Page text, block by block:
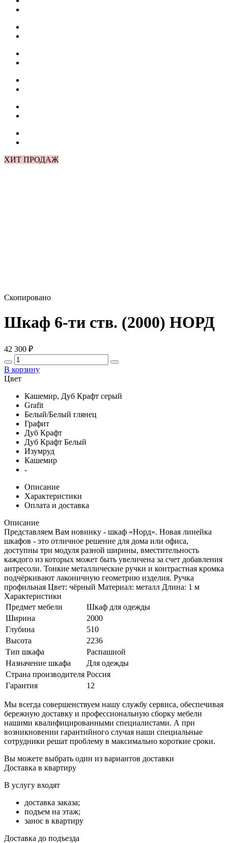
ХИТ ПРОДАЖ
Скопировано
Шкаф 6-ти ств. (2000) НОРД
42 300 ₽
В корзину
Цвет
Кашемир, Дуб Крафт серый
Grafit
Белый/Белый глянец
Графит
Дуб Крафт
Дуб Крафт Белый
Изумруд
Кашемир
-
Описание
Характеристики
Оплата и доставка
Описание
Представляем Вам новинку - шкаф «Норд». Новая линейка
шкафов - это отличное решение для дома или офиса,
доступны три модуля разной ширины, вместительность
каждого из которых может быть увеличена за счет добавления
антресоли. Тонкие металлические ручки и контрастная кромка
подчёркивают лаконичную геометрию изделия. Ручка
профильная Цвет: чёрный Материал: металл Длина: 1 м
Характеристики
Предмет мебели
Шкаф для одежды
Ширина
2000
Глубина
510
Высота
2236
Тип шкафа
Распашной
Назначение шкафа
Для одежды
Страна производителя Россия
Гарантия
12
Мы всегда совершенствуем нашу службу сервиса, обеспечивая
бережную доставку и профессиональную сборку мебели
нашими квалифицированными специалистами. А при
возникновении гарантийного случая наши специальные
сотрудники решат проблему в максимально короткие сроки.
Вы можете выбрать один из вариантов доставки
Доставка в квартиру
В услугу входят
доставка заказа;
подъем на этаж;
занос в квартиру
Доставка до подъезда